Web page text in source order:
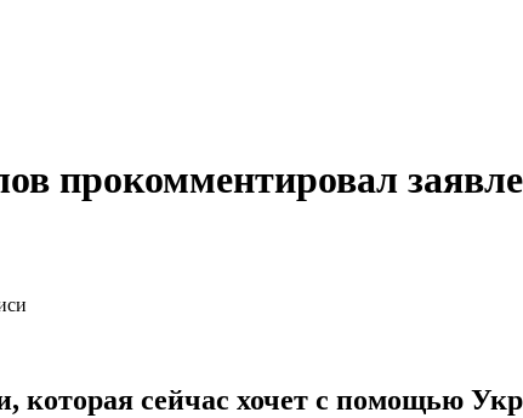
прокомментировал
которая сейчас хочет с помощью